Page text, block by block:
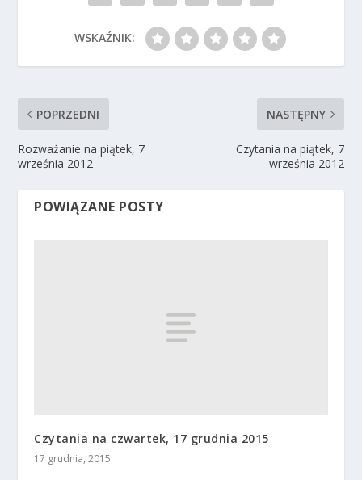
WSKAŹNIK:
POPRZEDNI
Rozważanie na piątek, 7
września 2012
NASTĘPNY
Czytania na piątek, 7
września 2012
POWIĄZANE POSTY
Czytania na czwartek, 17 grudnia 2015
17 grudnia, 2015